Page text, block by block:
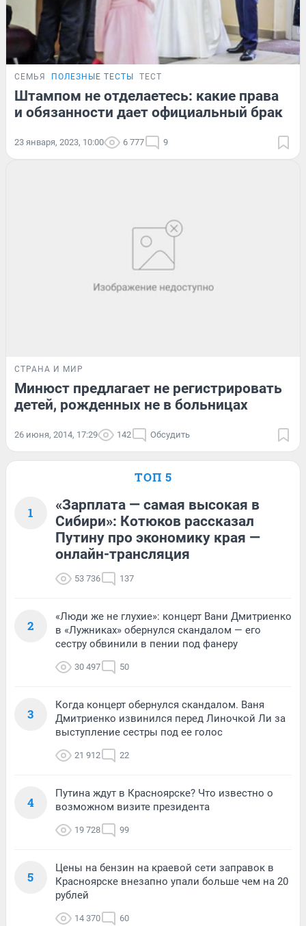
СЕМЬЯ ПОЛЕЗНЫЕ ТЕСТЫ ТЕСТ
Штампом не отделаетесь: какие права
и обязанности дает официальный брак
23 января, 2023, 10:00 6 777 9
СТРАНА И МИР
Минюст предлагает не регистрировать
детей, рожденных не в больницах
26 июня, 2014, 17:29 142 Обсудить
ТОП 5
1
«Зарплата — самая высокая в
Сибири»: Котюков рассказал
Путину про экономику края —
онлайн-трансляция
53 736 137
2
«Люди же не глухие»: концерт Вани Дмитриенко
в «Лужниках» обернулся скандалом — его
сестру обвинили в пении под фанеру
30 497 50
3
Когда концерт обернулся скандалом. Ваня
Дмитриенко извинился перед Линочкой Ли за
выступление сестры под ее голос
21 912 22
4
Путина ждут в Красноярске? Что известно о
возможном визите президента
19 728 99
5
Цены на бензин на краевой сети заправок в
Красноярске внезапно упали больше чем на 20
рублей
14 370 60